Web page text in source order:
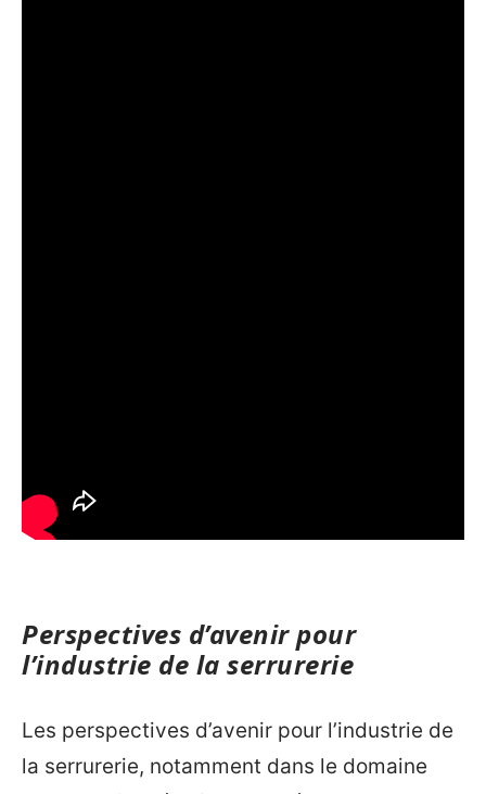
Perspectives d’avenir pour
l’industrie de la serrurerie
Les perspectives d’avenir pour l’industrie de
la serrurerie, notamment dans le domaine